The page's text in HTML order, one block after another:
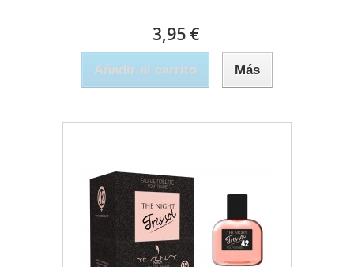
3,95 €
Añadir al carrito Más